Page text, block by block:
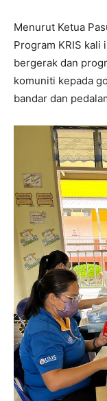
Menurut Ketua
Program KRIS
bergerak dan
komuniti kepada
bandar dan